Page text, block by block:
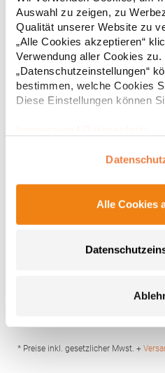
Auswahl zu zeigen, zu
Qualität unserer Website zu
„Alle Cookies akzeptieren“
Verwendung aller Cookies zu.
„Datenschutzeinstellungen“
bestimmen, welche Cookies
Diese Einstellungen können
Alle Cookies
Glasfaserrippen Stabiler Stahlschaft mit farbiger
Kunststoffhülle Exklusiver gerader Soft-Touch-Griff mit farbigen
Griffringen und zwei
PolyesterAngaben zur
2384Hersteller: FARE – Guenther
* Preise inkl. gesetzlicher Mwst. +
PolyesterAngaben zur
1104Hersteller: FARE – Guenther
* Preise inkl. gesetzlicher Mwst. +